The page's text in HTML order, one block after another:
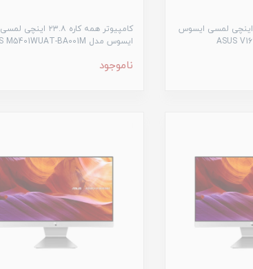
کامپیوتر همه کاره ۱۵ اینچی لمسی ایسوس
کامپیوتر همه کاره ۲۳.۸ اینچی لمسی
ایسوس مدل ASUS M5401WUAT-BA001M
ناموجود